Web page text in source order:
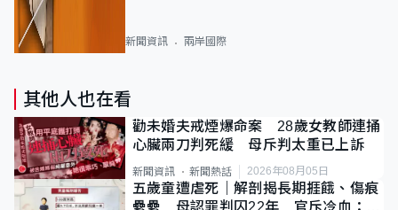
新聞資訊 兩岸國際
其他人也在看
勸未婚夫戒煙爆命案 28歲女教師連捅
心臟兩刀判死緩 母斥判太重已上訴
新聞資訊 新聞熱話 2026年08月05日
五歲童遭虐死｜解剖揭長期捱餓、傷痕
纍纍 母認罪判囚22年 官斥冷血：同